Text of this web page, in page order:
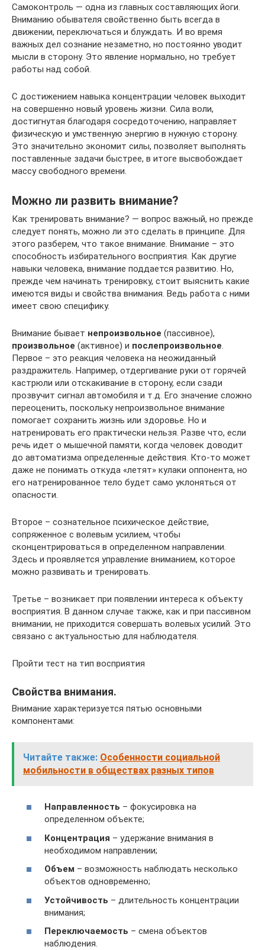
Самоконтроль — одна из главных составляющих йоги.
Вниманию обывателя свойственно быть всегда в
движении, переключаться и блуждать. И во время
важных дел сознание незаметно, но постоянно уводит
мысли в сторону. Это явление нормально, но требует
работы над собой.
С достижением навыка концентрации человек выходит
на совершенно новый уровень жизни. Сила воли,
достигнутая благодаря сосредоточению, направляет
физическую и умственную энергию в нужную сторону.
Это значительно экономит силы, позволяет выполнять
поставленные задачи быстрее, в итоге высвобождает
массу свободного времени.
Можно ли развить внимание?
Как тренировать внимание? — вопрос важный, но прежде
следует понять, можно ли это сделать в принципе. Для
этого разберем, что такое внимание. Внимание – это
способность избирательного восприятия. Как другие
навыки человека, внимание поддается развитию. Но,
прежде чем начинать тренировку, стоит выяснить какие
имеются виды и свойства внимания. Ведь работа с ними
имеет свою специфику.
Внимание бывает непроизвольное (пассивное),
произвольное (активное) и послепроизвольное.
Первое – это реакция человека на неожиданный
раздражитель. Например, отдергивание руки от горячей
кастрюли или отскакивание в сторону, если сзади
прозвучит сигнал автомобиля и т.д. Его значение сложно
переоценить, поскольку непроизвольное внимание
помогает сохранить жизнь или здоровье. Но и
натренировать его практически нельзя. Разве что, если
речь идет о мышечной памяти, когда человек доводит
до автоматизма определенные действия. Кто-то может
даже не понимать откуда «летят» кулаки оппонента, но
его натренированное тело будет само уклоняться от
опасности.
Второе – сознательное психическое действие,
сопряженное с волевым усилием, чтобы
сконцентрироваться в определенном направлении.
Здесь и проявляется управление вниманием, которое
можно развивать и тренировать.
Третье – возникает при появлении интереса к объекту
восприятия. В данном случае также, как и при пассивном
внимании, не приходится совершать волевых усилий. Это
связано с актуальностью для наблюдателя.
Пройти тест на тип восприятия
Свойства внимания.
Внимание характеризуется пятью основными
компонентами:
Читайте также: Особенности социальной
мобильности в обществах разных типов
Направленность – фокусировка на
определенном объекте;
Концентрация – удержание внимания в
необходимом направлении;
Объем – возможность наблюдать несколько
объектов одновременно;
Устойчивость – длительность концентрации
внимания;
Переключаемость – смена объектов
наблюдения.